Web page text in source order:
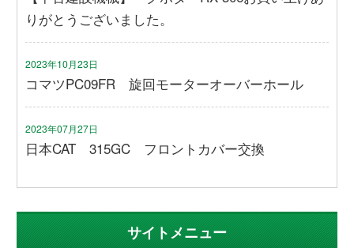
りがとうございました。
2023年10月23日
コマツPC09FR 旋回モーターオーバーホール
2023年07月27日
日本CAT 315GC フロントカバー交換
サイトメニュー